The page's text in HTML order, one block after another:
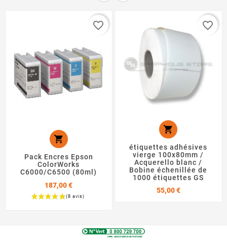

Pack Encres Epson
ColorWorks
C6000/C6500 (80ml)
187,00 €
Prix
favorite_border

étiquettes adhésives
vierge 100x80mm /
Acquerello blanc /
Bobine échenillée de
1000 étiquettes GS
55,00 €Prix
favorite_border